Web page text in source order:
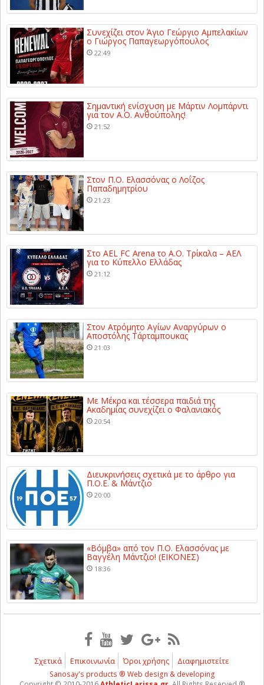
Συνεχίζει στον Άγιο Γεώργιο Αμπελακίων
ο Γιώργος Παπαγεωργόπουλος
22:49
Σημαντική ενίσχυση με Μάρτιν Λομπάρντι
για τον Α.Ο. Ανθούπολης!
21:52
Στον Π.Ο. Ελασσόνας ο Λοΐζος
Παπαδημητρίου
21:23
Στο AEL FC Arena το Α.Ο. Τρίκαλα – ΑΕΛ
για το Κύπελλο Ελλάδας
21:12
Στον Ατρόμητο Αγίων Αναργύρων ο
Αποστόλης Τάρταμπουκας
21:03
Με Μέκρα και τέσσερα παιδιά της
Ακαδημίας συνεχίζει ο Φαλανιακός
20:54
Διευκρινήσεις σχετικά με το άρθρο για
Π.Ο.Ε. & Μάντζιο
20:00
«Βόμβα» από τον Π.Ο. Ελασσόνας με
Βαγγέλη Μάντζιο! (ΕΙΚΟΝΕΣ)
18:36
Σχετικά Επικοινωνία Όροι χρήσης Διαφημιστείτε
Sanosay's products ® Web design & developing